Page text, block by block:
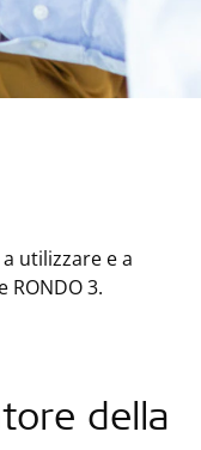
utilizzare e a
3.
della